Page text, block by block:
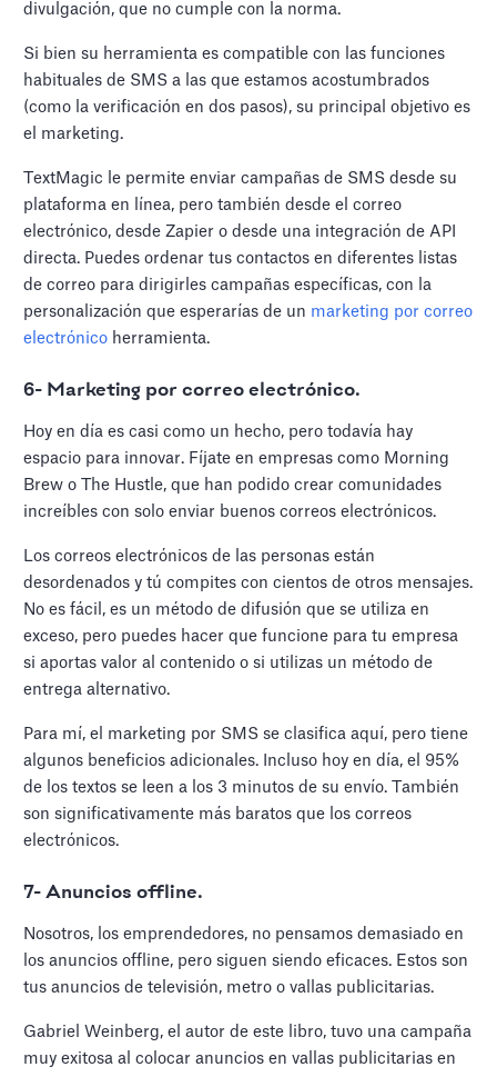
divulgación, que no cumple con la norma.
Si bien su herramienta es compatible con las funciones
habituales de SMS a las que estamos acostumbrados
(como la verificación en dos pasos), su principal objetivo es
el marketing.
TextMagic le permite enviar campañas de SMS desde su
plataforma en línea, pero también desde el correo
electrónico, desde Zapier o desde una integración de API
directa. Puedes ordenar tus contactos en diferentes listas
de correo para dirigirles campañas específicas, con la
personalización que esperarías de un marketing por correo
electrónico herramienta.
6- Marketing por correo electrónico.
Hoy en día es casi como un hecho, pero todavía hay
espacio para innovar. Fíjate en empresas como Morning
Brew o The Hustle, que han podido crear comunidades
increíbles con solo enviar buenos correos electrónicos.
Los correos electrónicos de las personas están
desordenados y tú compites con cientos de otros mensajes.
No es fácil, es un método de difusión que se utiliza en
exceso, pero puedes hacer que funcione para tu empresa
si aportas valor al contenido o si utilizas un método de
entrega alternativo.
Para mí, el marketing por SMS se clasifica aquí, pero tiene
algunos beneficios adicionales. Incluso hoy en día, el 95%
de los textos se leen a los 3 minutos de su envío. También
son significativamente más baratos que los correos
electrónicos.
7- Anuncios offline.
Nosotros, los emprendedores, no pensamos demasiado en
los anuncios offline, pero siguen siendo eficaces. Estos son
tus anuncios de televisión, metro o vallas publicitarias.
Gabriel Weinberg, el autor de este libro, tuvo una campaña
muy exitosa al colocar anuncios en vallas publicitarias en